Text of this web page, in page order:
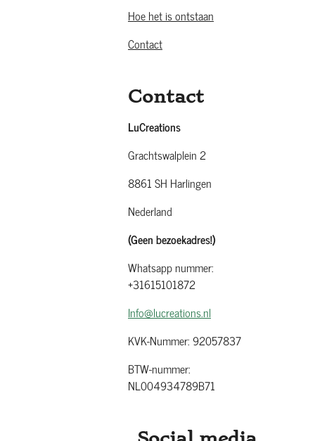
Hoe het is ontstaan
Contact
Contact
LuCreations
Grachtswalplein 2
8861 SH Harlingen
Nederland
(Geen bezoekadres!)
Whatsapp nummer:
+31615101872
Info@lucreations.nl
KVK-Nummer: 92057837
BTW-nummer:
NL004934789B71